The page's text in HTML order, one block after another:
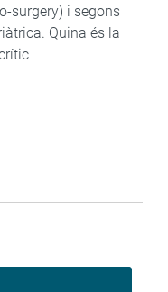
surgery) i segons
Quina és la